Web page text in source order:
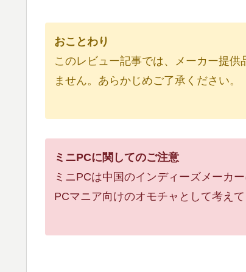
おことわり
このレビュー記事では、メーカー提
ません。あらかじめご了承ください。
ミニPCに関してのご注意
ミニPCは中国のインディーズメーカ
PCマニア向けのオモチャとして考え